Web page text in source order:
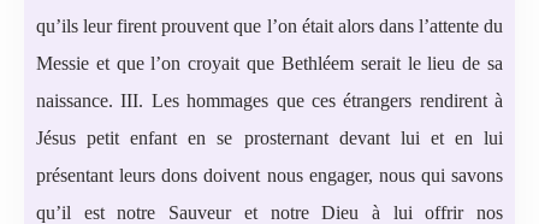
qu’ils leur firent prouvent que l’on était alors dans l’attente du
Messie et que l’on croyait que Bethléem serait le lieu de sa
naissance. III. Les hommages que ces étrangers rendirent à
Jésus petit enfant en se prosternant devant lui et en lui
présentant leurs dons doivent nous engager, nous qui savons
qu’il est notre Sauveur et notre Dieu à lui offrir nos